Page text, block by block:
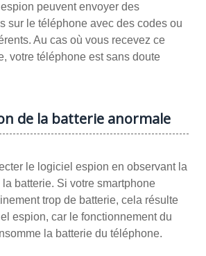
peuvent envoyer des
sur le téléphone avec des codes ou
Au cas où vous recevez ce
votre téléphone est sans doute
de la batterie anormale
le logiciel espion en observant la
batterie. Si votre smartphone
trop de batterie, cela résulte
espion, car le fonctionnement du
la batterie du téléphone.